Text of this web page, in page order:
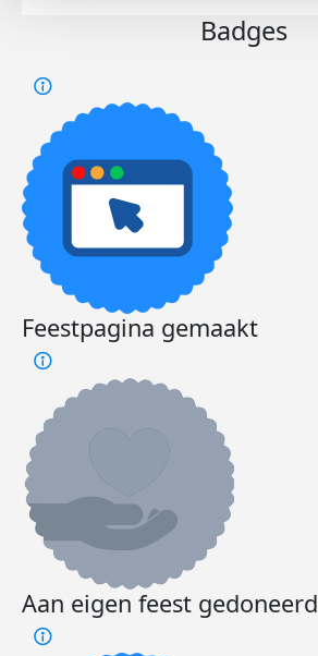
Badges
Feestpagina gemaakt
Aan eigen feest gedoneerd